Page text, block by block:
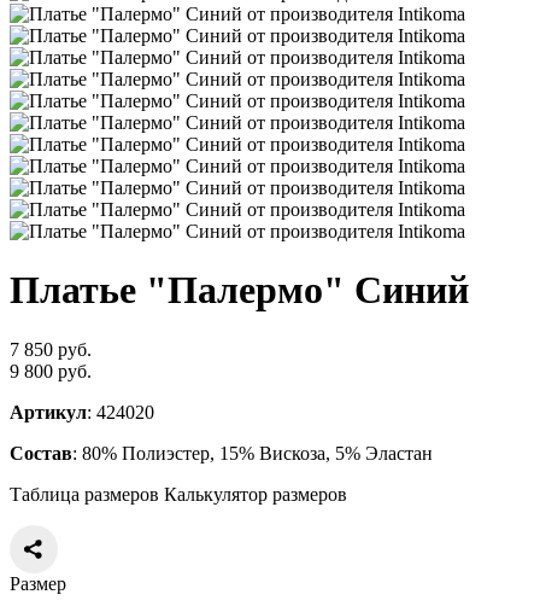
Платье "Палермо" Синий
7 850 руб.
9 800 руб.
Артикул: 424020
Состав: 80% Полиэстер, 15% Вискоза, 5% Эластан
Таблица размеров Калькулятор размеров
Размер